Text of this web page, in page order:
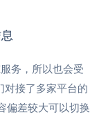
务，所以也会受
对接了多家平台的
偏差较大可以切换